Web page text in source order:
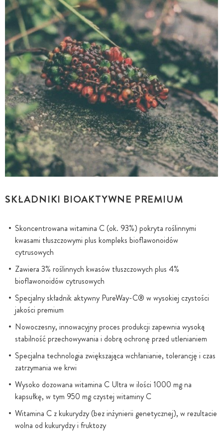
SKŁADNIKI BIOAKTYWNE PREMIUM
Skoncentrowana witamina C (ok. 93%) pokryta roślinnymi
kwasami tłuszczowymi plus kompleks bioflawonoidów
cytrusowych
Zawiera 3% roślinnych kwasów tłuszczowych plus 4%
bioflawonoidów cytrusowych
Specjalny składnik aktywny PureWay-C® w wysokiej czystości
jakości premium
Nowoczesny, innowacyjny proces produkcji zapewnia wysoką
stabilność przechowywania i dobrą ochronę przed utlenianiem
Specjalna technologia zwiększająca wchłanianie, tolerancję i czas
zatrzymania we krwi
Wysoko dozowana witamina C Ultra w ilości 1000 mg na
kapsułkę, w tym 950 mg czystej witaminy C
Witamina C z kukurydzy (bez inżynierii genetycznej), w rezultacie
wolna od kukurydzy i fruktozy